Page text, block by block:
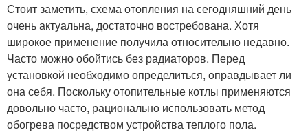
Стоит заметить, схема отопления на сегодняшний день
очень актуальна, достаточно востребована. Хотя
широкое применение получила относительно недавно.
Часто можно обойтись без радиаторов. Перед
установкой необходимо определиться, оправдывает ли
она себя. Поскольку отопительные котлы применяются
довольно часто, рационально использовать метод
обогрева посредством устройства теплого пола.